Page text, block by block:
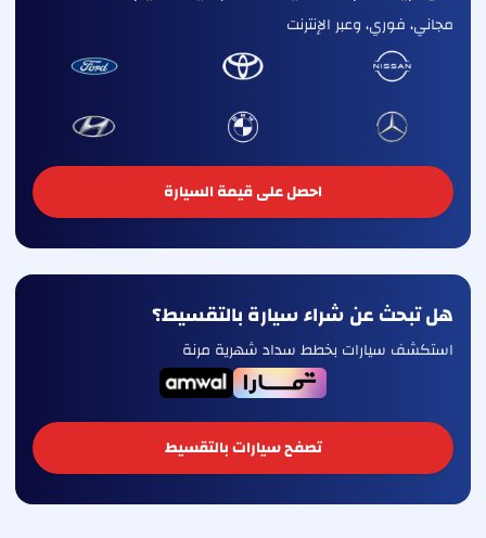
مجاني، فوري، وعبر الإنترنت
احصل على قيمة السيارة
هل تبحث عن شراء سيارة بالتقسيط؟
استكشف سيارات بخطط سداد شهرية مرنة
تصفح سيارات بالتقسيط